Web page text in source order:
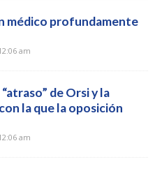
médico profundamente
am
de Orsi y la
la que la oposición
am